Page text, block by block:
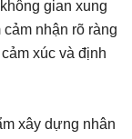
gian xung
nhận rõ ràng
xúc và định
xây dựng nhân